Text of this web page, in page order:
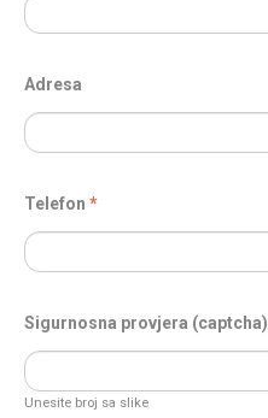
Adresa
Telefon
Sigurnosna provjera (captcha)
Unesite broj sa slike